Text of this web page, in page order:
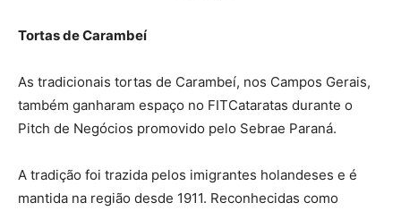
Tortas de Carambeí
As tradicionais tortas de Carambeí, nos Campos Gerais,
também ganharam espaço no FITCataratas durante o
Pitch de Negócios promovido pelo Sebrae Paraná.
A tradição foi trazida pelos imigrantes holandeses e é
mantida na região desde 1911. Reconhecidas como